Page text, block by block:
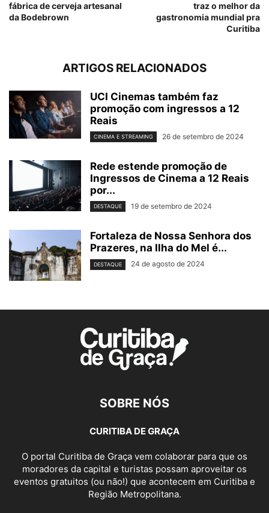
fábrica de cerveja artesanal
da Bodebrown
traz o melhor da
gastronomia mundial pra
Curitiba
ARTIGOS RELACIONADOS
UCI Cinemas também faz
promoção com ingressos a 12
Reais
CINEMA E STREAMING 26 de setembro de 2024
Rede estende promoção de
Ingressos de Cinema a 12 Reais
por...
DESTAQUE 19 de setembro de 2024
Fortaleza de Nossa Senhora dos
Prazeres, na Ilha do Mel é...
DESTAQUE 24 de agosto de 2024
SOBRE NÓS
CURITIBA DE GRAÇA
O portal Curitiba de Graça vem colaborar para que os
moradores da capital e turistas possam aproveitar os
eventos gratuitos (ou não!) que acontecem em Curitiba e
Região Metropolitana.